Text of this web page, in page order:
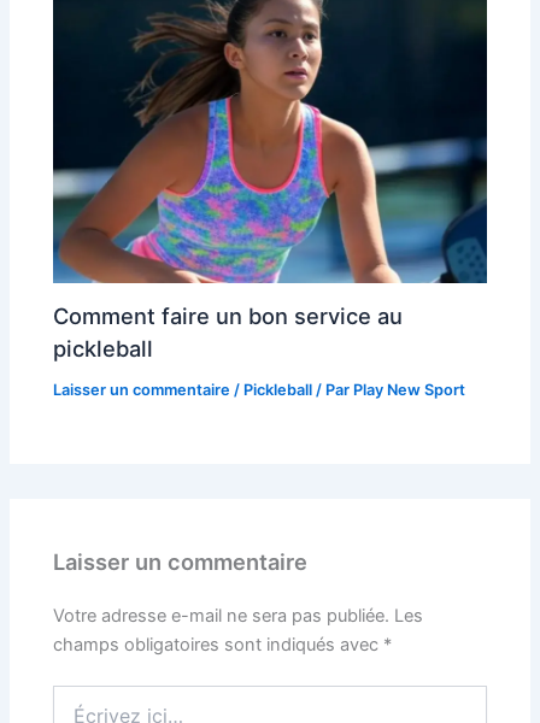
Comment faire un bon service au
pickleball
Laisser un commentaire / Pickleball / Par Play New Sport
Laisser un commentaire
Votre adresse e-mail ne sera pas publiée. Les
champs obligatoires sont indiqués avec *